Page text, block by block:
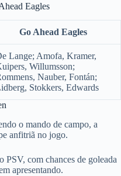
Eagles
Go Ahead Eagles
Lange; Amofa, Kramer,
Willumsson;
Nauber, Fontán;
Stokkers, Edwards
o mando de campo, a
anfitriã no jogo.
PSV, com chances de goleada
apresentando.